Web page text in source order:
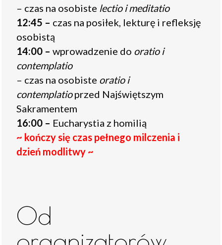
– czas na osobiste lectio i meditatio
12:45 – czas na posiłek, lekturę i refleksję
osobistą
14:00 – wprowadzenie do oratio i
contemplatio
– czas na osobiste oratio i
contemplatioprzed Najświętszym
Sakramentem
16:00 – Eucharystia z homilią
~ kończy się czas pełnego milczenia i
dzień modlitwy ~
Od